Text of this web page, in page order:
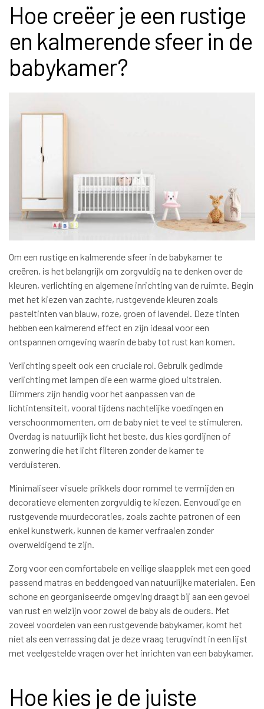
Hoe creëer je een rustige
en kalmerende sfeer in de
babykamer?
Om een rustige en kalmerende sfeer in de babykamer te
creëren, is het belangrijk om zorgvuldig na te denken over de
kleuren, verlichting en algemene inrichting van de ruimte. Begin
met het kiezen van zachte, rustgevende kleuren zoals
pasteltinten van blauw, roze, groen of lavendel. Deze tinten
hebben een kalmerend effect en zijn ideaal voor een
ontspannen omgeving waarin de baby tot rust kan komen.
Verlichting speelt ook een cruciale rol. Gebruik gedimde
verlichting met lampen die een warme gloed uitstralen.
Dimmers zijn handig voor het aanpassen van de
lichtintensiteit, vooral tijdens nachtelijke voedingen en
verschoonmomenten, om de baby niet te veel te stimuleren.
Overdag is natuurlijk licht het beste, dus kies gordijnen of
zonwering die het licht filteren zonder de kamer te
verduisteren.
Minimaliseer visuele prikkels door rommel te vermijden en
decoratieve elementen zorgvuldig te kiezen. Eenvoudige en
rustgevende muurdecoraties, zoals zachte patronen of een
enkel kunstwerk, kunnen de kamer verfraaien zonder
overweldigend te zijn.
Zorg voor een comfortabele en veilige slaapplek met een goed
passend matras en beddengoed van natuurlijke materialen. Een
schone en georganiseerde omgeving draagt bij aan een gevoel
van rust en welzijn voor zowel de baby als de ouders. Met
zoveel voordelen van een rustgevende babykamer, komt het
niet als een verrassing dat je deze vraag terugvindt in een lijst
met veelgestelde vragen over het inrichten van een babykamer.
Hoe kies je de juiste